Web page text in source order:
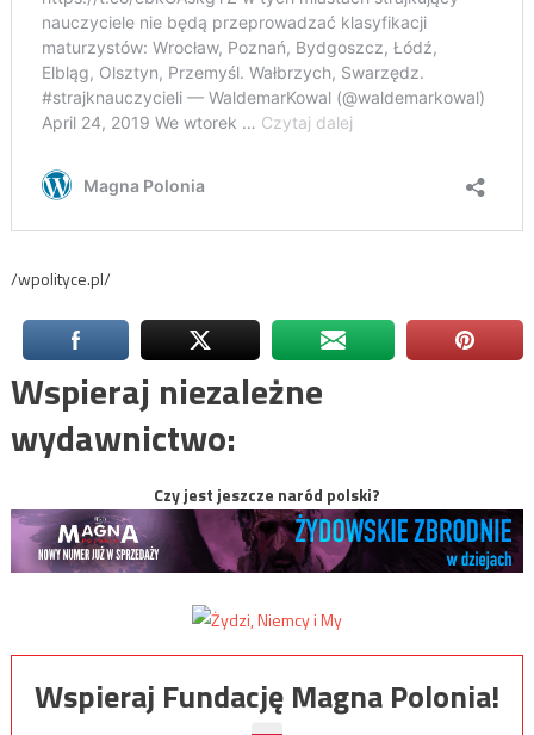
/wpolityce.pl/
Wspieraj niezależne
wydawnictwo:
Czy jest jeszcze naród polski?
Wspieraj Fundację Magna Polonia!